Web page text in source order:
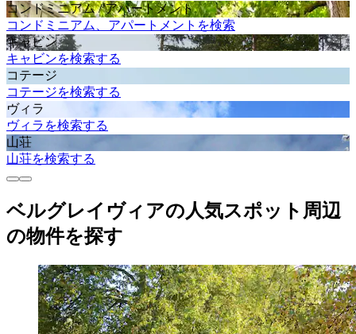
コンドミニアム / アパートメント
コンドミニアム、アパートメントを検索
キャビン
キャビンを検索する
コテージ
コテージを検索する
ヴィラ
ヴィラを検索する
山荘
山荘を検索する
ベルグレイヴィアの人気スポット周辺
の物件を探す